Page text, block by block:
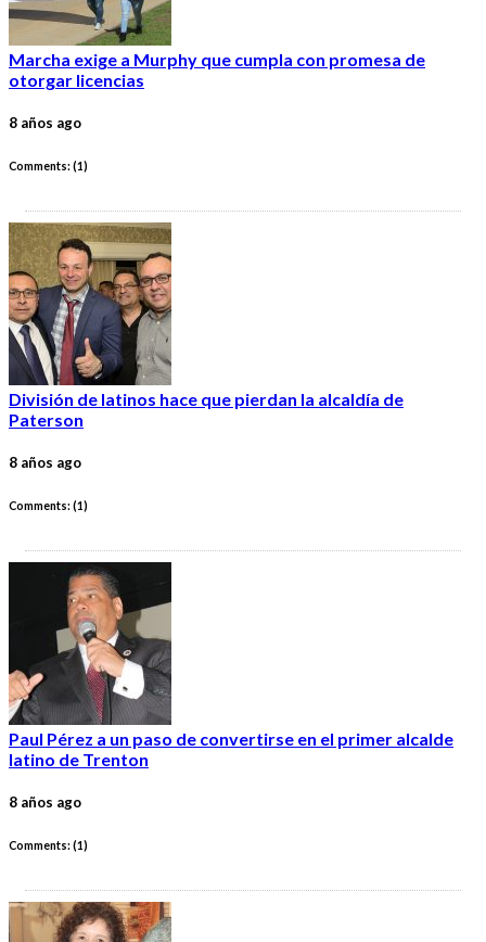
Marcha exige a Murphy que cumpla con promesa de
otorgar licencias
8 años ago
Comments: (1)
División de latinos hace que pierdan la alcaldía de
Paterson
8 años ago
Comments: (1)
Paul Pérez a un paso de convertirse en el primer alcalde
latino de Trenton
8 años ago
Comments: (1)